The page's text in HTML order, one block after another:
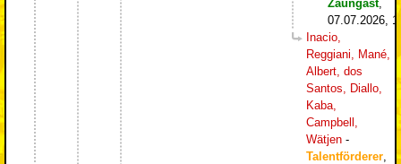
Zaungast,
07.07.2026,
Inacio,
Reggiani, Mané,
Albert, dos
Santos, Diallo,
Kaba,
Campbell,
Wätjen -
Talentförderer